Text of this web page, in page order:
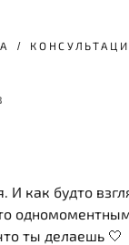
И как будто
ты делаешь 🤍